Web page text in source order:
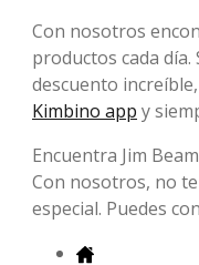
Con nosotros
productos cada
descuento
Kimbino app y
Encuentra Jim
Con nosotros, no
especial. Puedes